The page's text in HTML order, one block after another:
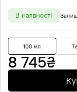
В наявності
100 мл
8 745₴